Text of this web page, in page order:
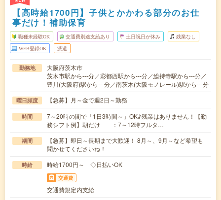
【高時給1700円】子供とかかわる部分のお仕
事だけ！補助保育
職種未経験OK 交通費別途支給あり 土日祝日が休み 残業なし
WEB登録OK 派遣
勤務地
大阪府茨木市
茨木市駅から---分／彩都西駅から---分／総持寺駅から---分／
豊川(大阪府)駅から---分／南茨木(大阪モノレール)駅から---分
曜日頻度 【急募】月～金で週2日～勤務
時間
7～20時の間で「1日3時間～」OK♪残業はありません！【勤
務シフト例】朝だけ ：7～12時フルタ…
期間
【急募】即日～長期まで大歓迎！ 8月～、9月～など希望も
聞かせてくださいね！
時給 時給1700円～ ◇日払いOK
交通費
交通費規定内支給